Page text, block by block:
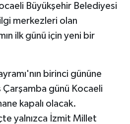
Büyükşehir Belediyesi
merkezleri olan
ilk günü için yeni bir
birinci gününe
Çarşamba günü Kocaeli
kapalı olacak.
yalnızca İzmit Millet